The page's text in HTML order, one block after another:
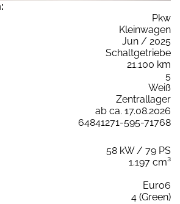
Pkw
Kleinwagen
Jun / 2025
Schaltgetriebe
21.100 km
5
Weiß
Zentrallager
ab ca. 17.08.2026
64841271-595-71768
58 kW / 79 PS
1.197 cm³
Euro6
4 (Green)